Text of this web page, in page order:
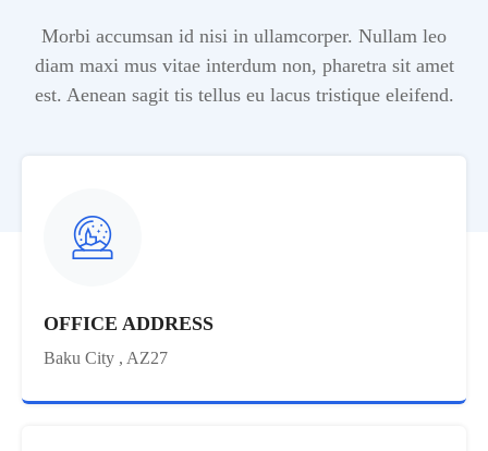
Morbi accumsan id nisi in ullamcorper. Nullam leo
diam maxi mus vitae interdum non, pharetra sit amet
est. Aenean sagit tis tellus eu lacus tristique eleifend.
OFFICE ADDRESS
Baku City , AZ27